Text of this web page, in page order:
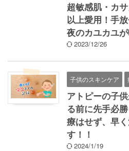
超敏感肌・カ
以上愛用！手
夜のカユカユ
2023/12/26
子供のスキンケア
アトピーの子
る前に先手必
療はせず、早
す！！
2024/1/19